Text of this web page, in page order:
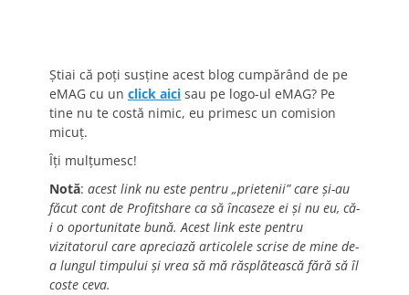
Știai că poți susține acest blog cumpărând de pe
eMAG cu un click aici sau pe logo-ul eMAG? Pe
tine nu te costă nimic, eu primesc un comision
micuț.
Îți mulțumesc!
Notă: acest link nu este pentru „prietenii” care și-au
făcut cont de Profitshare ca să încaseze ei și nu eu, că-
i o oportunitate bună. Acest link este pentru
vizitatorul care apreciază articolele scrise de mine de-
a lungul timpului și vrea să mă răsplătească fără să îl
coste ceva.